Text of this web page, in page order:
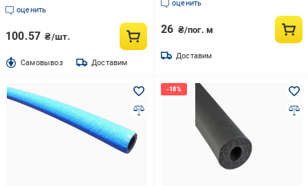
оценить
100.57 ₴/шт.
Cамовывоз Доставим
(1093956521)
оценить
26 ₴/пог. м
Доставим